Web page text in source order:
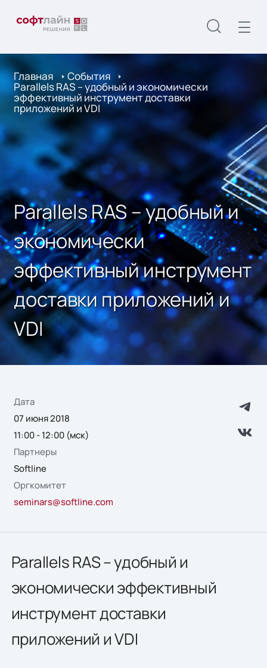
Главная События
Parallels RAS – удобный и экономически
эффективный инструмент доставки
приложений и VDI
Parallels RAS – удобный и
экономически
эффективный инструмент
доставки приложений и
VDI
Дата
07 июня 2018
11:00 - 12:00 (мск)
Партнеры
Softline
Оргкомитет
seminars@softline.com
Parallels RAS – удобный и
экономически эффективный
инструмент доставки
приложений и VDI